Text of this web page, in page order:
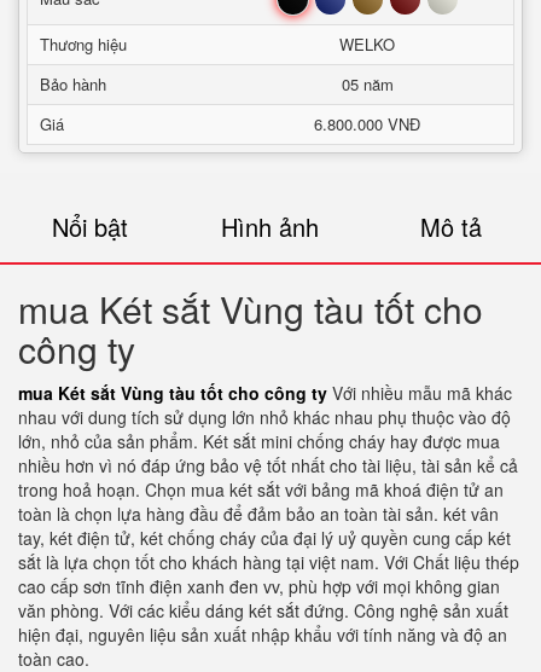
Thương hiệu
WELKO
Bảo hành
05 năm
Giá
6.800.000 VNĐ
Nổi bật Hình ảnh Mô tả
mua Két sắt Vùng tàu tốt cho
công ty
mua Két sắt Vùng tàu tốt cho công ty Với nhiều mẫu mã khác
nhau với dung tích sử dụng lớn nhỏ khác nhau phụ thuộc vào độ
lớn, nhỏ của sản phẩm. Két sắt mini chống cháy hay được mua
nhiều hơn vì nó đáp ứng bảo vệ tốt nhất cho tài liệu, tài sản kể cả
trong hoả hoạn. Chọn mua két sắt với bảng mã khoá điện tử an
toàn là chọn lựa hàng đầu để đảm bảo an toàn tài sản. két vân
tay, két điện tử, két chống cháy của đại lý uỷ quyền cung cấp két
sắt là lựa chọn tốt cho khách hàng tại việt nam. Với Chất liệu thép
cao cấp sơn tĩnh điện xanh đen vv, phù hợp với mọi không gian
văn phòng. Với các kiểu dáng két sắt đứng. Công nghệ sản xuất
hiện đại, nguyên liệu sản xuất nhập khẩu với tính năng và độ an
toàn cao.